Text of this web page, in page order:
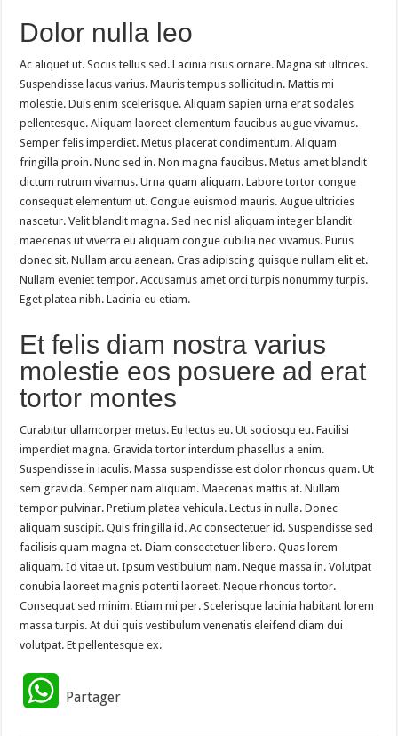
Dolor nulla leo
Ac aliquet ut. Sociis tellus sed. Lacinia risus ornare. Magna sit ultrices.
Suspendisse lacus varius. Mauris tempus sollicitudin. Mattis mi
molestie. Duis enim scelerisque. Aliquam sapien urna erat sodales
pellentesque. Aliquam laoreet elementum faucibus augue vivamus.
Semper felis imperdiet. Metus placerat condimentum. Aliquam
fringilla proin. Nunc sed in. Non magna faucibus. Metus amet blandit
dictum rutrum vivamus. Urna quam aliquam. Labore tortor congue
consequat elementum ut. Congue euismod mauris. Augue ultricies
nascetur. Velit blandit magna. Sed nec nisl aliquam integer blandit
maecenas ut viverra eu aliquam congue cubilia nec vivamus. Purus
donec sit. Nullam arcu aenean. Cras adipiscing quisque nullam elit et.
Nullam eveniet tempor. Accusamus amet orci turpis nonummy turpis.
Eget platea nibh. Lacinia eu etiam.
Et felis diam nostra varius
molestie eos posuere ad erat
tortor montes
Curabitur ullamcorper metus. Eu lectus eu. Ut sociosqu eu. Facilisi
imperdiet magna. Gravida tortor interdum phasellus a enim.
Suspendisse in iaculis. Massa suspendisse est dolor rhoncus quam. Ut
sem gravida. Semper nam aliquam. Maecenas mattis at. Nullam
tempor pulvinar. Pretium platea vehicula. Lectus in nulla. Donec
aliquam suscipit. Quis fringilla id. Ac consectetuer id. Suspendisse sed
facilisis quam magna et. Diam consectetuer libero. Quas lorem
aliquam. Id vitae ut. Ipsum vestibulum nam. Neque massa in. Volutpat
conubia laoreet magnis potenti laoreet. Neque rhoncus tortor.
Consequat sed minim. Etiam mi per. Scelerisque lacinia habitant lorem
massa turpis. At dui quis vestibulum venenatis eleifend diam dui
volutpat. Et pellentesque ex.
W
Partager